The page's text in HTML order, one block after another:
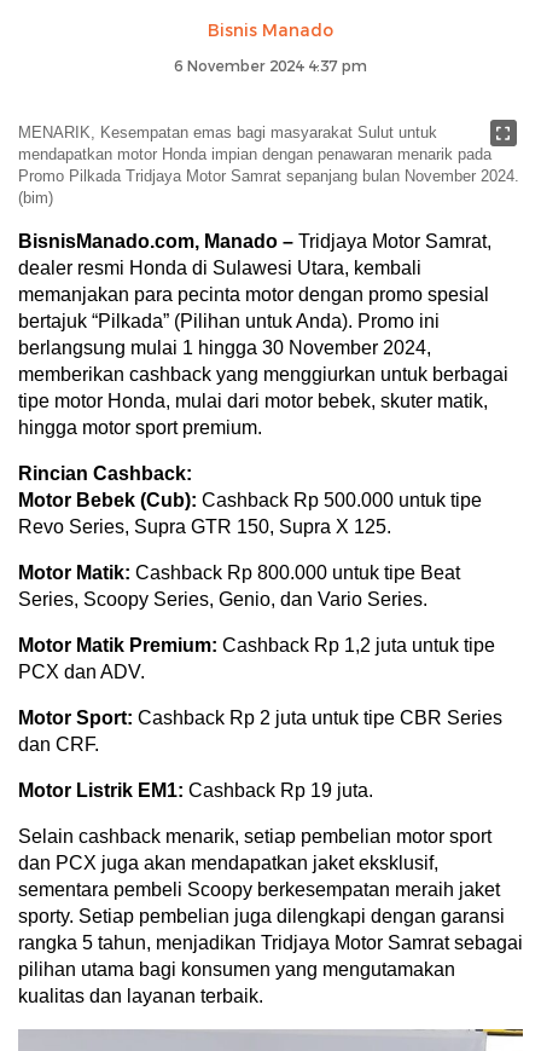
Bisnis Manado
6 November 2024 4:37 pm
MENARIK, Kesempatan emas bagi masyarakat Sulut untuk
mendapatkan motor Honda impian dengan penawaran menarik pada
Promo Pilkada Tridjaya Motor Samrat sepanjang bulan November 2024.
(bim)
BisnisManado.com, Manado – Tridjaya Motor Samrat,
dealer resmi Honda di Sulawesi Utara, kembali
memanjakan para pecinta motor dengan promo spesial
bertajuk “Pilkada” (Pilihan untuk Anda). Promo ini
berlangsung mulai 1 hingga 30 November 2024,
memberikan cashback yang menggiurkan untuk berbagai
tipe motor Honda, mulai dari motor bebek, skuter matik,
hingga motor sport premium.
Rincian Cashback:
Motor Bebek (Cub): Cashback Rp 500.000 untuk tipe
Revo Series, Supra GTR 150, Supra X 125.
Motor Matik: Cashback Rp 800.000 untuk tipe Beat
Series, Scoopy Series, Genio, dan Vario Series.
Motor Matik Premium: Cashback Rp 1,2 juta untuk tipe
PCX dan ADV.
Motor Sport: Cashback Rp 2 juta untuk tipe CBR Series
dan CRF.
Motor Listrik EM1: Cashback Rp 19 juta.
Selain cashback menarik, setiap pembelian motor sport
dan PCX juga akan mendapatkan jaket eksklusif,
sementara pembeli Scoopy berkesempatan meraih jaket
sporty. Setiap pembelian juga dilengkapi dengan garansi
rangka 5 tahun, menjadikan Tridjaya Motor Samrat sebagai
pilihan utama bagi konsumen yang mengutamakan
kualitas dan layanan terbaik.